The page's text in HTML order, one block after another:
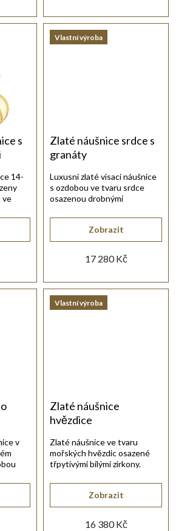
s
14-
ve
Vlastní výroba
Zlaté náušnice srdce s
granáty
17 280 Kč
Zobrazit
Luxusní zlaté visací náušnice
s ozdobou ve tvaru srdce
osazenou drobnými
v
Vlastní výroba
Zlaté náušnice
hvězdice
16 380 Kč
Zobrazit
Zlaté náušnice ve tvaru
mořských hvězdic osazené
třpytivými bílými zirkony.